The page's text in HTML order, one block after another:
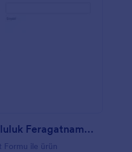
Türkiye Ürün Sorumluluk Feragatname Formu
Formu ile ürün